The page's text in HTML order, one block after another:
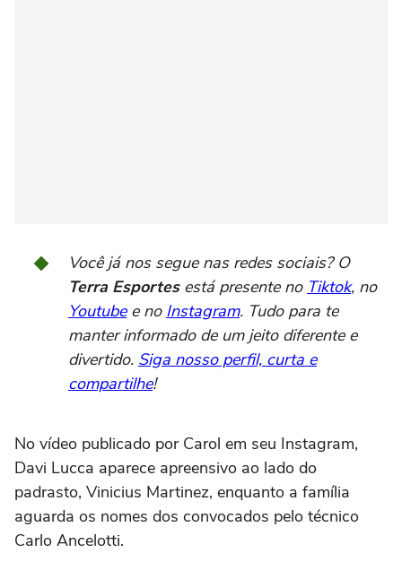
Você já nos segue nas redes sociais? O
Terra Esportesestá presente no Tiktok, no
Youtubee no Instagram. Tudo para te
manter informado de um jeito diferente e
divertido. Siga nosso perfil, curta e
compartilhe!
No vídeo publicado por Carol em seu Instagram,
Davi Lucca aparece apreensivo ao lado do
padrasto, Vinicius Martinez, enquanto a família
aguarda os nomes dos convocados pelo técnico
Carlo Ancelotti.